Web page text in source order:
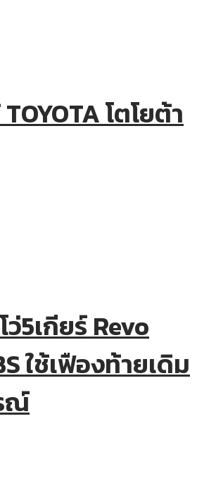
โตโยต้า
5เกียร์ Revo
ใช้เฟืองท้ายเดิม
ณ์